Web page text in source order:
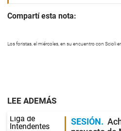
Compartí esta nota:
Los foristas, el miércoles, en su encuentro con Scioli
LEE ADEMÁS
SESIÓN